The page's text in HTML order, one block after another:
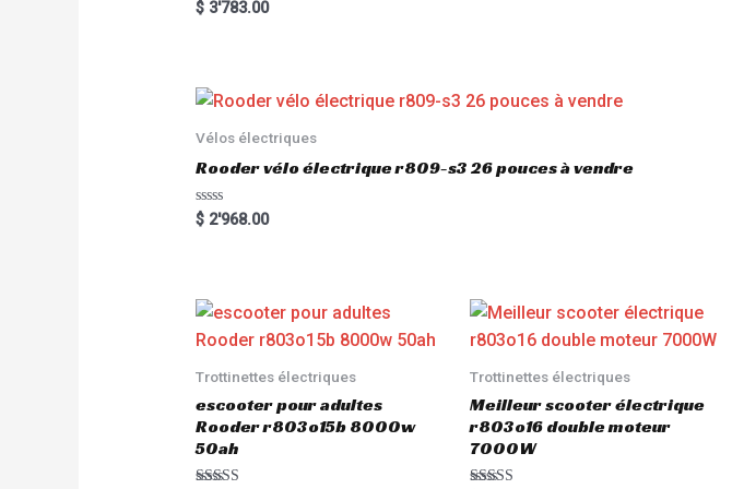
R
a
o
u
o
f
5
$3'783.00
Vélos électriques
Rooder vélo électrique r809-s3 26 pouces à vendre
R
a
o
u
t
o
5
$2'968.00
Trottinettes électriques
escooter pour adultes
Rooder r803o15b 8000w
50ah
Trottinettes électriques
Meilleur scooter électrique
r803o16 double moteur
7000W